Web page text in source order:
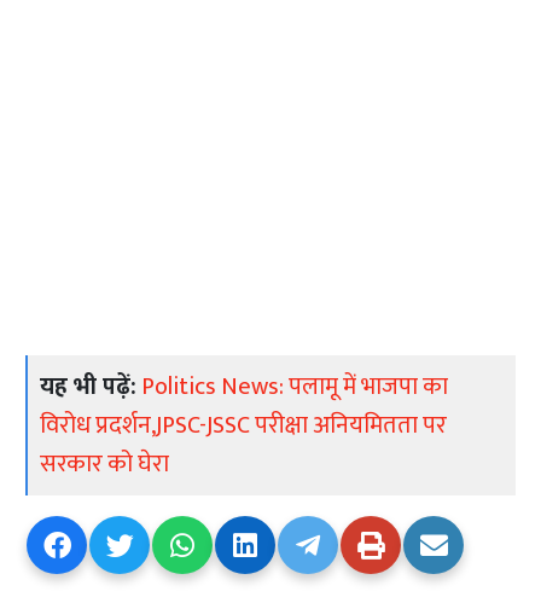
यह भी पढ़ें: Politics News: पलामू में भाजपा का
विरोध प्रदर्शन,JPSC-JSSC परीक्षा अनियमितता पर
सरकार को घेरा